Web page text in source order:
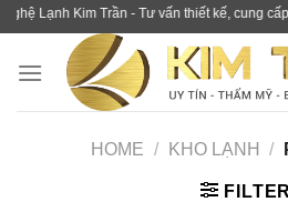
Skip
content
Lạnh Kim Trần - Tư vấn thiết kế, cung cấp
HOME / KHO LẠNH /
FILTER